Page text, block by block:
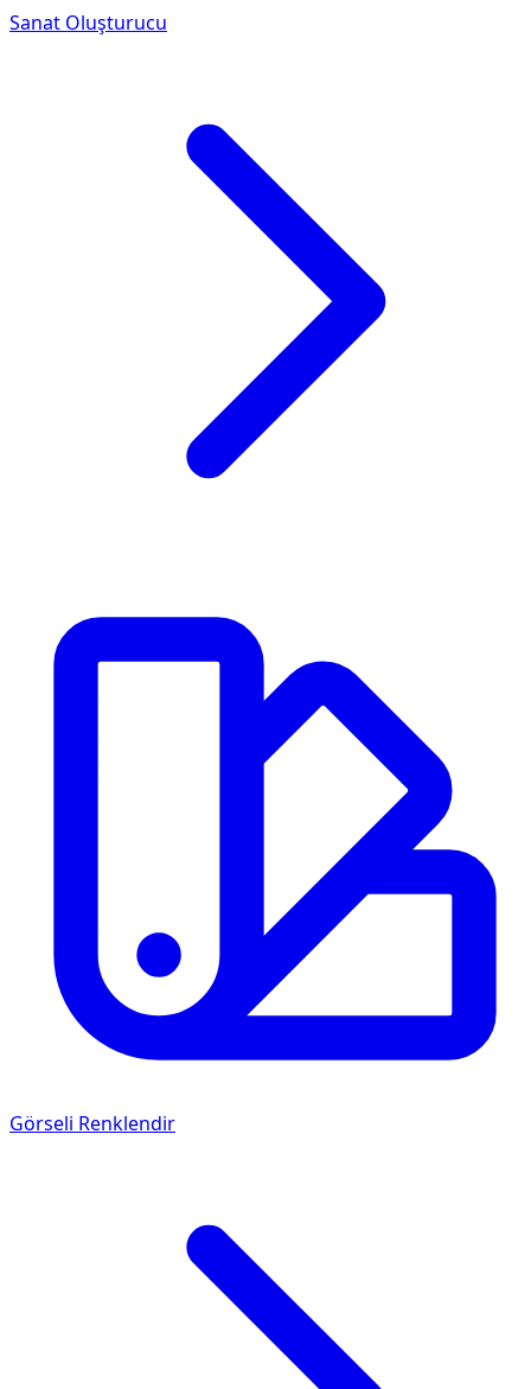
Sanat Oluşturucu
Görseli Renklendir